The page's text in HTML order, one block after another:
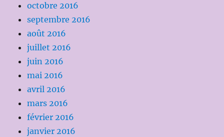
octobre 2016
septembre 2016
août 2016
juillet 2016
juin 2016
mai 2016
avril 2016
mars 2016
février 2016
janvier 2016